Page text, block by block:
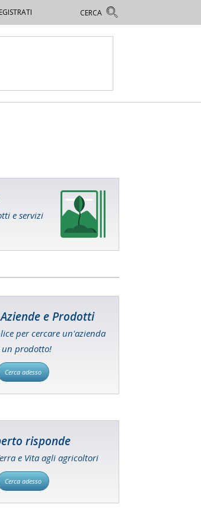
e servizi
e Prodotti
per cercare un'azienda
un prodotto!
Cerca adesso
risponde
e Vita agli agricoltori
Cerca adesso